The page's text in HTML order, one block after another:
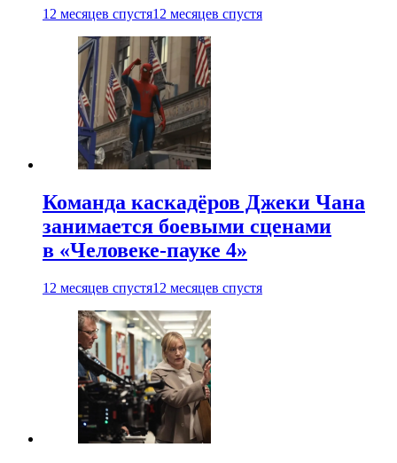
12 месяцев спустя12 месяцев спустя
Команда каскадёров Джеки Чана
занимается боевыми сценами
в «Человеке-пауке 4»
12 месяцев спустя12 месяцев спустя